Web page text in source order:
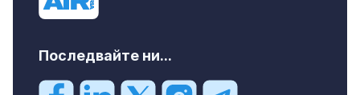
Последвайте ни...